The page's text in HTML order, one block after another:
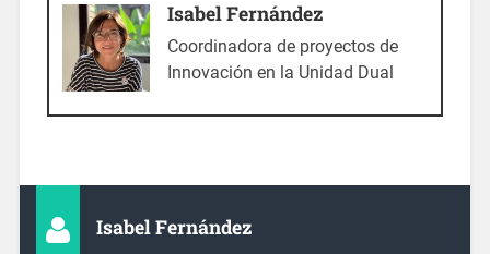
Isabel Fernández
Coordinadora de proyectos de
Innovación en la Unidad Dual
Isabel Fernández